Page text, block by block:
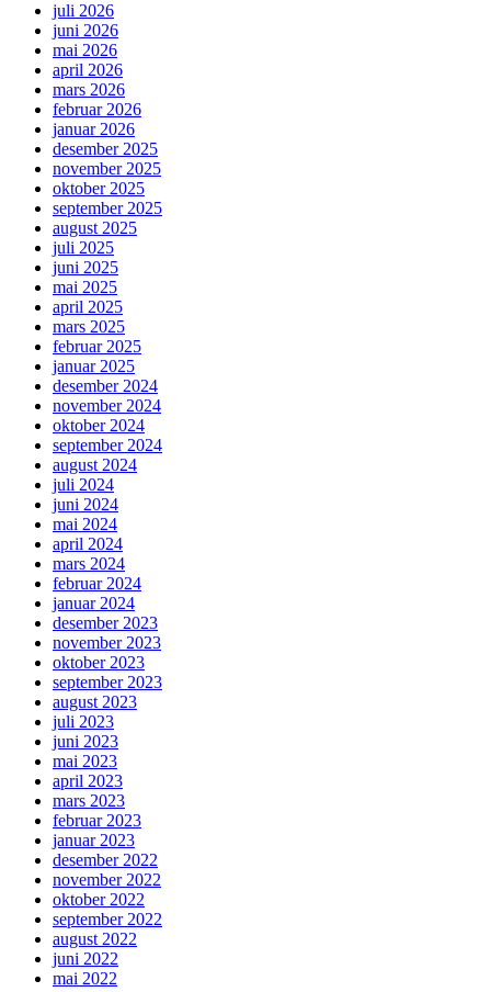
juli 2026
juni 2026
mai 2026
april 2026
mars 2026
februar 2026
januar 2026
desember 2025
november 2025
oktober 2025
september 2025
august 2025
juli 2025
juni 2025
mai 2025
april 2025
mars 2025
februar 2025
januar 2025
desember 2024
november 2024
oktober 2024
september 2024
august 2024
juli 2024
juni 2024
mai 2024
april 2024
mars 2024
februar 2024
januar 2024
desember 2023
november 2023
oktober 2023
september 2023
august 2023
juli 2023
juni 2023
mai 2023
april 2023
mars 2023
februar 2023
januar 2023
desember 2022
november 2022
oktober 2022
september 2022
august 2022
juni 2022
mai 2022